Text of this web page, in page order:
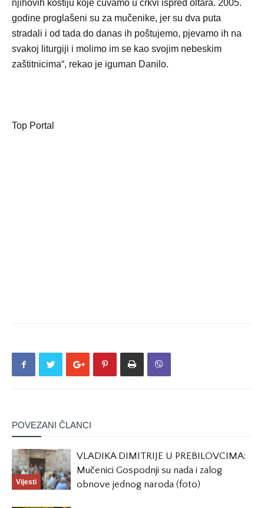
njihovih kostiju koje čuvamo u crkvi ispred oltara. 2005.
godine proglašeni su za mučenike, jer su dva puta
stradali i od tada do danas ih poštujemo, pjevamo ih na
svakoj liturgiji i molimo im se kao svojim nebeskim
zaštitnicima“, rekao je iguman Danilo.
Top Portal
POVEZANI ČLANCI
Vijesti
VLADIKA DIMITRIJE U PREBILOVCIMA:
Mučenici Gospodnji su nada i zalog
obnove jednog naroda (foto)